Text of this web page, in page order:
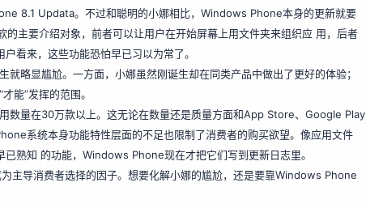
8.1 Updata。不过和聪明的小娜相比，Windows Phone本身的更新就要
的主要介绍对象，前者可以让用户在开始屏幕上用文件夹来组织应 用，后者
看来，这些功能恐怕早已习以为常了。
略显尴尬。一方面，小娜虽然刚诞生却在同类产品中做出了更好的体验；
能”发挥的范围。
数量在30万款以上。这无论在数量还是质量方面和App Store、Google Play
系统本身功能特性层面的不足也限制了消费者的购买欲望。像应用文件
熟知 的功能，Windows Phone现在才把它们写到更新日志里。
主导消费者选择的因子。想要化解小娜的尴尬，还是要靠Windows Phone